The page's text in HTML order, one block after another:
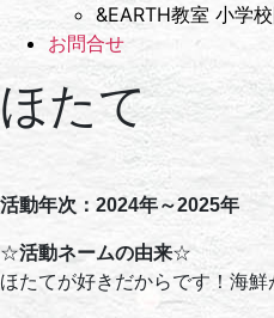
&EARTH教室 小学
お問合せ
ほたて
活動年次：2024年～2025年
☆活動ネームの由来☆
ほたてが好きだからです！海鮮